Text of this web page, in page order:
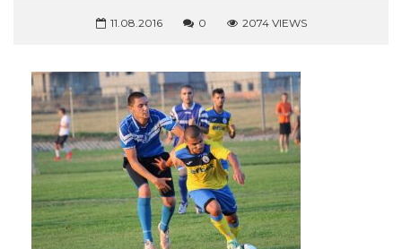
11.08.2016 0 2074 VIEWS